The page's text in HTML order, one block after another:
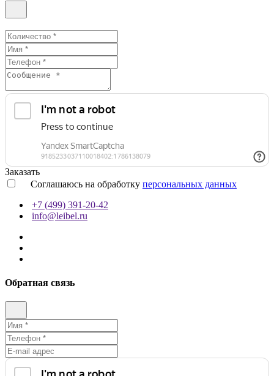
Заказать
Соглашаюсь на обработку персональных данных
+7 (499) 391-20-42
info@leibel.ru
Обратная связь